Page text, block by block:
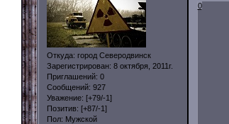
Откуда: город Северодвинск
Зарегистрирован: 8 октября, 2011г.
Приглашений: 0
Сообщений: 927
Уважение: [+79/-1]
Позитив: [+87/-1]
Пол: Мужской
0